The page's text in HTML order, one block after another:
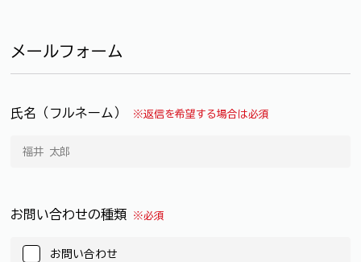
メールフォーム
氏名（フルネーム） ※返信を希望する場合は必須
お問い合わせの種類 ※必須
お問い合わせ